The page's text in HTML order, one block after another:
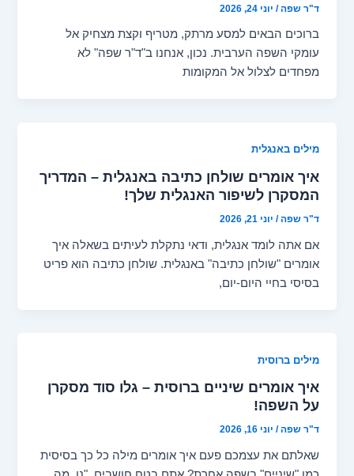
ד"ר שפה/ יוני 24, 2026
ברוכים הבאים למסע מרתק, מטריף וקצת מצחיק אל
עומקי השפה הערבית. נכון, אנחנו ב"ד"ר שפה" לא
מפחדים לצלול אל המקומות
מילים באנגלית
איך אומרים שולחן כתיבה באנגלית – המדריך
המסקרן לשיפור האנגלית שלך!
ד"ר שפה/ יוני 21, 2026
אם אתה לומד אנגלית, ודאי נתקלת לעיתים בשאלה איך
אומרים "שולחן כתיבה" באנגלית. שולחן כתיבה הוא פריט
בסיסי בחיי היום-יום,
מילים ברוסית
איך אומרים שיניים ברוסית – גלו סוד מסקרן
על השפה!
ד"ר שפה/ יוני 16, 2026
שאלתם את עצמכם פעם איך אומרים מילה כל כך בסיסית